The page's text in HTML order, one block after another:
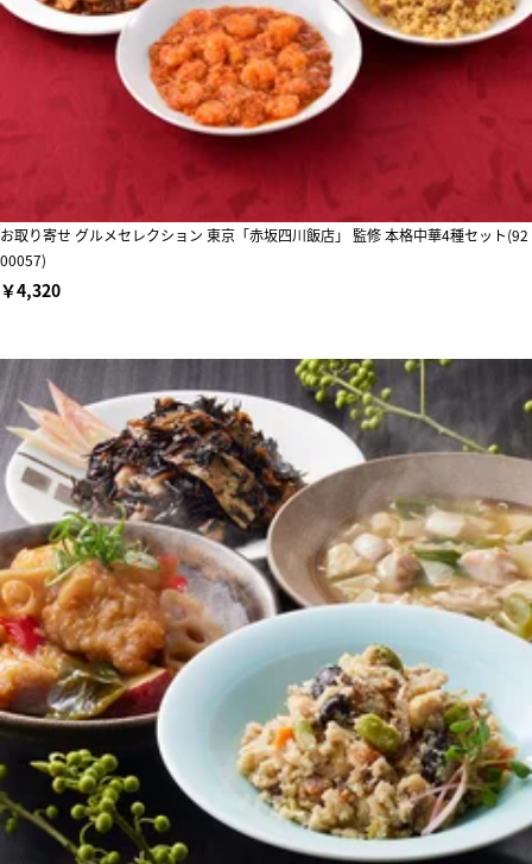
お取り寄せ グルメセレクション 東京「赤坂四川飯店」 監修 本格中華4種セット(92
00057)
￥4,320